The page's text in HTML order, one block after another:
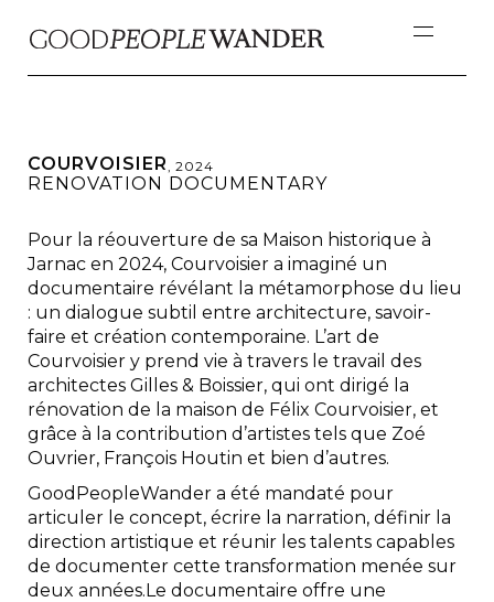
COURVOISIER, 2024
RENOVATION DOCUMENTARY
Pour la réouverture de sa Maison historique à
Jarnac en 2024, Courvoisier a imaginé un
documentaire révélant la métamorphose du lieu
: un dialogue subtil entre architecture, savoir-
faire et création contemporaine. L’art de
Courvoisier y prend vie à travers le travail des
architectes Gilles & Boissier, qui ont dirigé la
rénovation de la maison de Félix Courvoisier, et
grâce à la contribution d’artistes tels que Zoé
Ouvrier, François Houtin et bien d’autres.
GoodPeopleWander a été mandaté pour
articuler le concept, écrire la narration, définir la
direction artistique et réunir les talents capables
de documenter cette transformation menée sur
deux années.Le documentaire offre une